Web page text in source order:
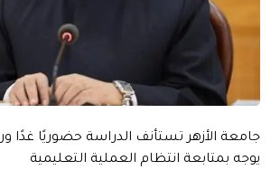
جامعة الأزهر تستأنف الدراسة حضوريًا غدًا
يوجه بمتابعة انتظام العملية التعليمية